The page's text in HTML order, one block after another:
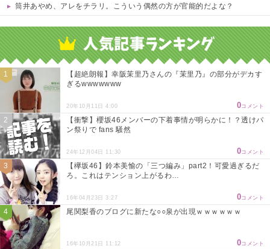
筒井あやめ、アレをチラリ。こういう偶然の方が官能的だよな？
【超絶朗報】幸阪茉里乃さんの『茉里乃』の部分がデカす
ぎるwwwwwww
20年10月11日 4:00 0コメント
【衝撃】櫻坂46メンバーの下着事情が明らかに！？透けパ
ン祭りで fans 騒然
24年12月04日 11:30 0コメント
【欅坂46】鈴本美愉の「三つ編み」part2！可愛過ぎるだ
ろ。これはテンション上がるわ…
16年04月23日 3:27 0コメント
尾関梨香のブログに新たな○○泉が出現ｗｗｗｗｗｗ
16年10月21日 11:12 0コメント